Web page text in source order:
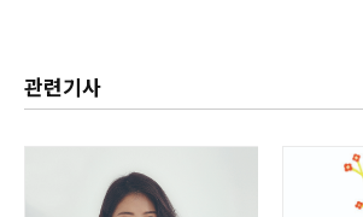
관련기사